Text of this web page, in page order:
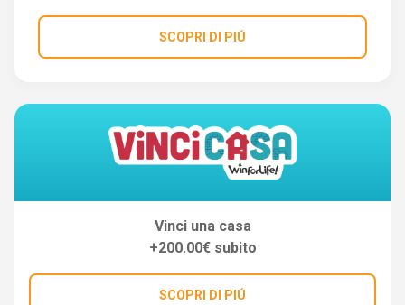
SCOPRI DI PIÚ
Vinci una casa
+200.00€ subito
SCOPRI DI PIÚ